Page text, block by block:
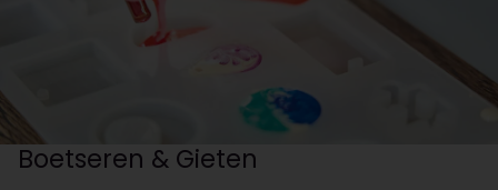
Boetseren & Gieten